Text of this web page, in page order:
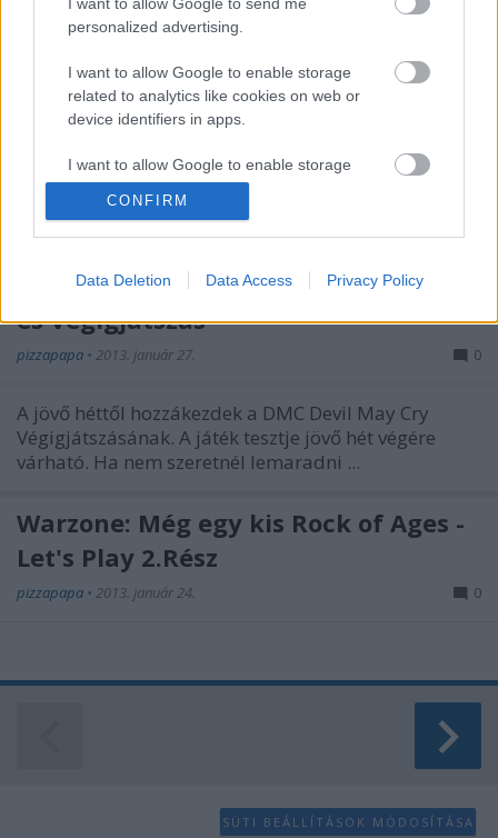
personalized advertising.
I want to allow Google to enable storage
related to analytics like cookies on web or
device identifiers in apps.
I want to allow Google to enable storage
related to functionality of the website or app.
I want to allow Google to enable storage
related to security, including authentication
functionality and fraud prevention, and other
CONFIRM
Data Deletion Data Access Privacy Policy
Warzone: Let's Play Rock of Ages -
pizzapapa•2013. január 30.
Sziasztok! Elkészült egy újabb adag a Rock of
Agesből. Legnagyobb meglepetésemre még
bossharc is van benne...
Tovább a videóhoz ->
Beharangozó: Devil May Cry 5 - Teszt
és Végigjátszás
pizzapapa • 2013. január 27. 0
A jövő héttől hozzákezdek a DMC Devil May Cry
Végigjátszásának. A játék tesztje jövő hét végére
várható. Ha nem szeretnél lemaradni ...
Warzone: Még egy kis Rock of Ages -
Let's Play 2.Rész
pizzapapa • 2013. január 24. 0
SÜTI BEÁLLÍTÁSOK MÓDOSÍTÁSA